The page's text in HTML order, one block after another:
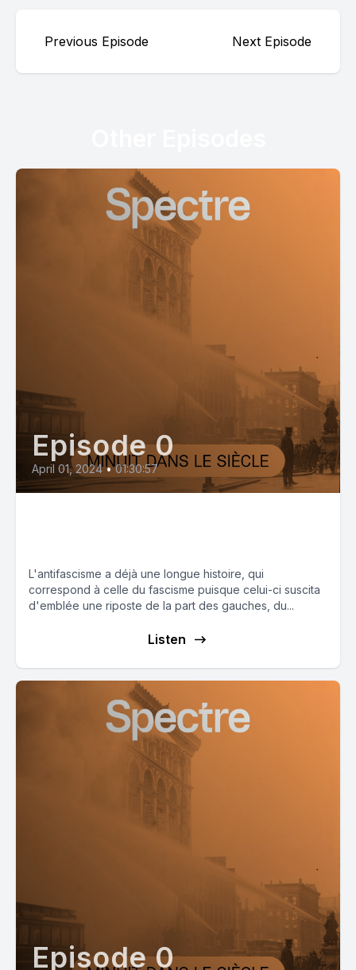
Previous Episode Next Episode
Episode 0
April 01, 2024 • 01:30:57
L'antifascisme a déjà une longue histoire, qui
correspond à celle du fascisme puisque celui-ci suscita
d'emblée une riposte de la part des gauches, du...
Listen
Episode 0